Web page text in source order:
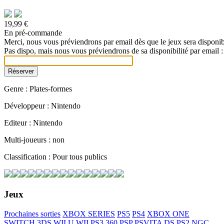
19,99 €
En pré-commande
Merci, nous vous préviendrons par email dès que le jeux sera
Pas dispo, mais nous vous préviendrons de sa disponibilité par email :
Genre : Plates-formes
Développeur : Nintendo
Editeur : Nintendo
Multi-joueurs : non
Classification : Pour tous publics
Jeux
Prochaines sorties XBOX SERIES PS5 PS4 XBOX ONE